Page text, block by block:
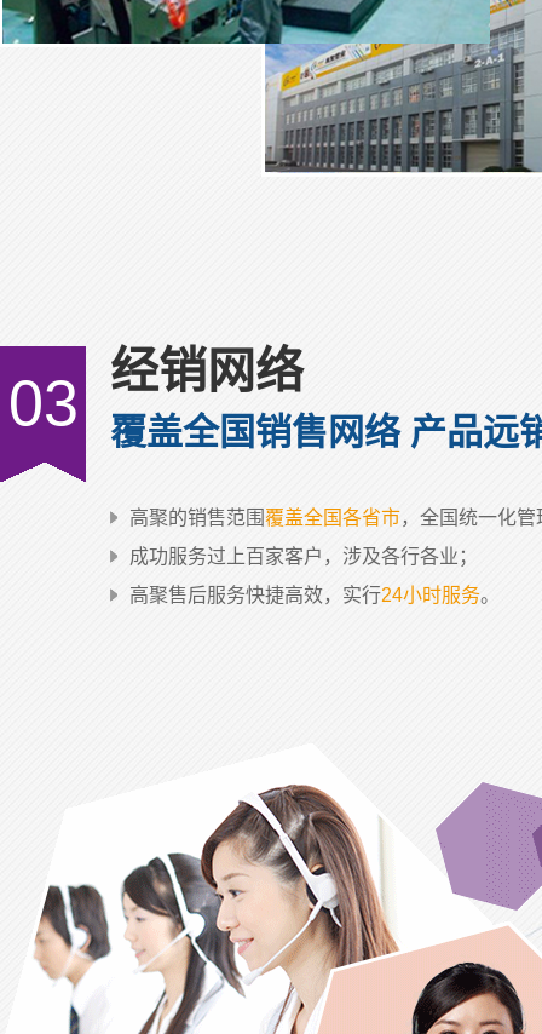
03 经销网络
覆盖全国销售网络 产品远
高聚的销售范围覆盖全国各省市，全国统一化管
成功服务过上百家客户，涉及各行各业；
高聚售后服务快捷高效，实行24小时服务。